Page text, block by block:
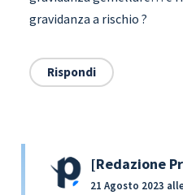
gravidanza a rischio ?
Rispondi
Redazione
21 Agosto 2023